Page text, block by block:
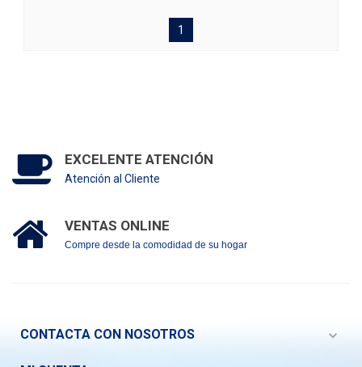
1
EXCELENTE ATENCIÓN
Atención al Cliente
VENTAS ONLINE
Compre desde la comodidad de su hogar
CONTACTA CON NOSOTROS expand_more